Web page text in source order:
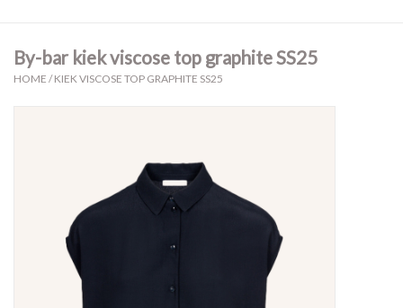
Cadeaus
Cadeaubonnen
By-bar kiek viscose top graphite SS25
HOME /KIEK VISCOSE TOP GRAPHITE SS25